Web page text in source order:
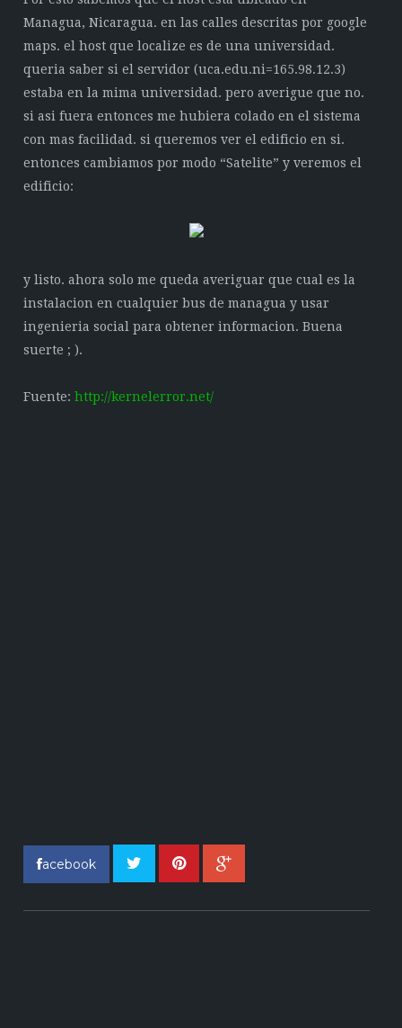
Managua, Nicaragua. en las calles descritas por google
maps. el host que localize es de una universidad.
queria saber si el servidor (uca.edu.ni=165.98.12.3)
estaba en la mima universidad. pero averigue que no.
si asi fuera entonces me hubiera colado en el sistema
con mas facilidad. si queremos ver el edificio en si.
entonces cambiamos por modo “Satelite” y veremos el
edificio:
y listo. ahora solo me queda averiguar que cual es la
instalacion en cualquier bus de managua y usar
ingenieria social para obtener informacion. Buena
suerte ; ).
Fuente:http://kernelerror.net/
acebook